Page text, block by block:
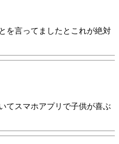
を言ってましたとこれが絶対
てスマホアプリで子供が喜ぶ